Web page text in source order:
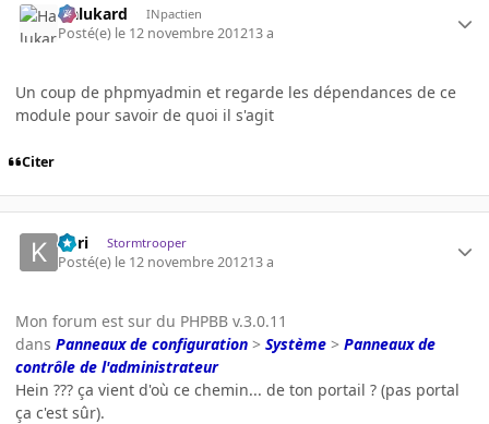
Halukard INpactien
Posté(e) le 12 novembre 201213 a
Un coup de phpmyadmin et regarde les dépendances de ce
module pour savoir de quoi il s'agit
Citer
Kori Stormtrooper
Posté(e) le 12 novembre 201213 a
Mon forum est sur du PHPBB v.3.0.11
dans Panneaux de configuration > Système > Panneaux de
contrôle de l'administrateur
Hein ??? ça vient d'où ce chemin... de ton portail ? (pas portal
ça c'est sûr).